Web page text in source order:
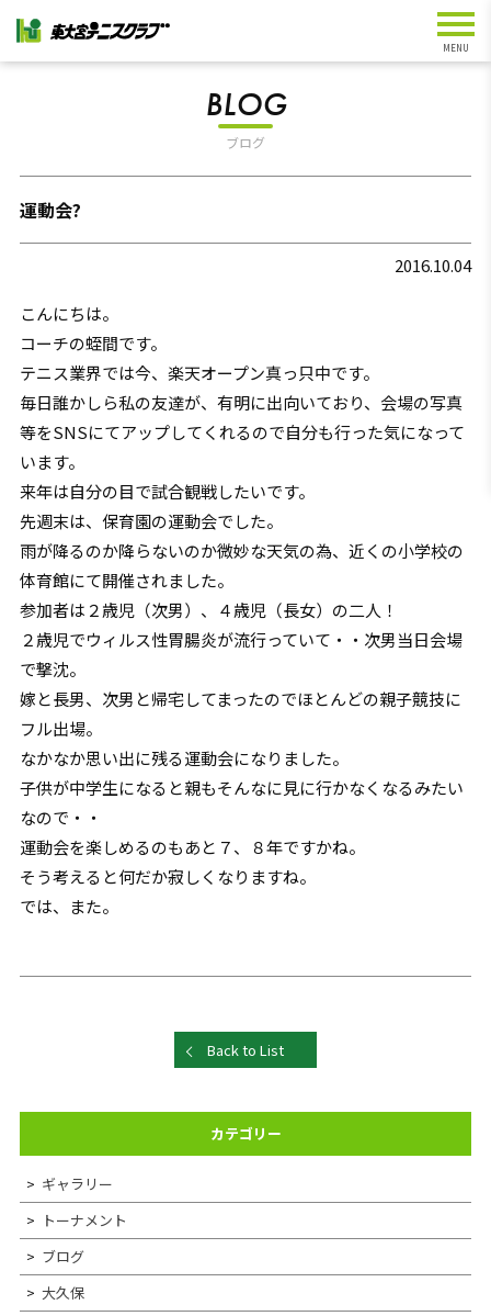
BLOG
ブログ
運動会?
2016.10.04
こんにちは。
コーチの蛭間です。
テニス業界では今、楽天オープン真っ只中です。
毎日誰かしら私の友達が、有明に出向いており、会場の写真
等をSNSにてアップしてくれるので自分も行った気になって
います。
来年は自分の目で試合観戦したいです。
先週末は、保育園の運動会でした。
雨が降るのか降らないのか微妙な天気の為、近くの小学校の
体育館にて開催されました。
参加者は２歳児（次男）、４歳児（長女）の二人！
２歳児でウィルス性胃腸炎が流行っていて・・次男当日会場
で撃沈。
嫁と長男、次男と帰宅してまったのでほとんどの親子競技に
フル出場。
なかなか思い出に残る運動会になりました。
子供が中学生になると親もそんなに見に行かなくなるみたい
なので・・
運動会を楽しめるのもあと７、８年ですかね。
そう考えると何だか寂しくなりますね。
では、また。
Back to List
カテゴリー
ギャラリー
トーナメント
ブログ
大久保